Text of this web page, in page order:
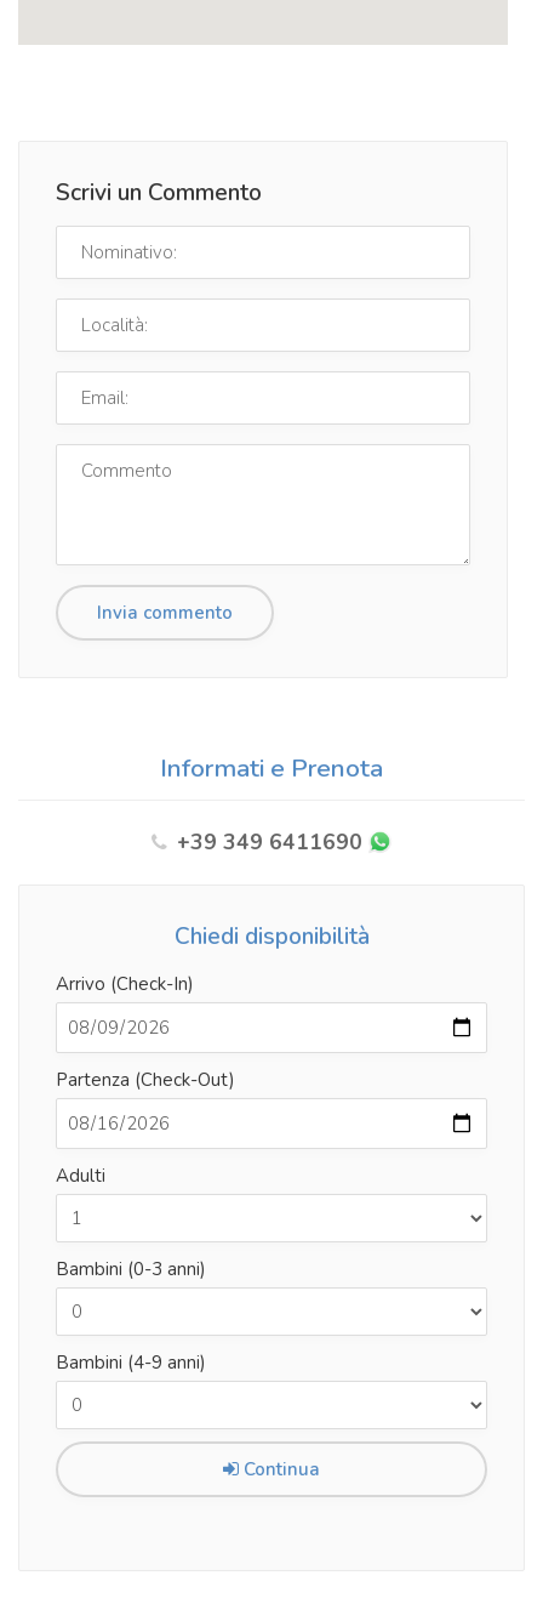
Scrivi un Commento
Informati e Prenota
+39 349 6411690
Chiedi disponibilità
Arrivo (Check-In)
Partenza (Check-Out)
Adulti
Bambini (0-3 anni)
Bambini (4-9 anni)
Continua